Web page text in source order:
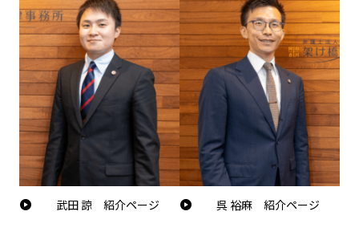
武田 諒 紹介ページ 呉 裕麻 紹介ページ